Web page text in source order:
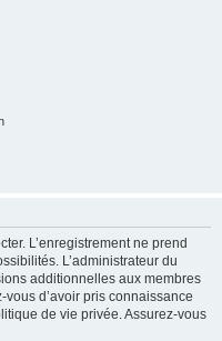
L’enregistrement ne prend
L’administrateur du
additionnelles aux membres
d’avoir pris connaissance
de vie privée. Assurez-vous